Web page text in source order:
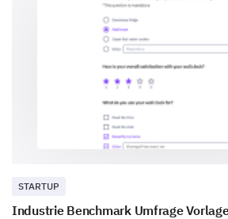
Vertiefung Ihrer
Jetzt möchten wir Ihre jüngsten
Verbesserungsbereiche zu
Wann haben Sie zuletzt bei
STARTUP
Industrie Benchmark Umfrage